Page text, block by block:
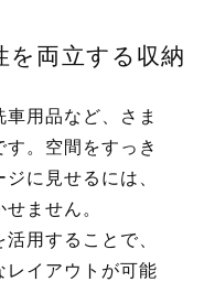
を両立する収納
用品など、さま
。空間をすっき
に見せるには、
ません。
用することで、
レイアウトが可能